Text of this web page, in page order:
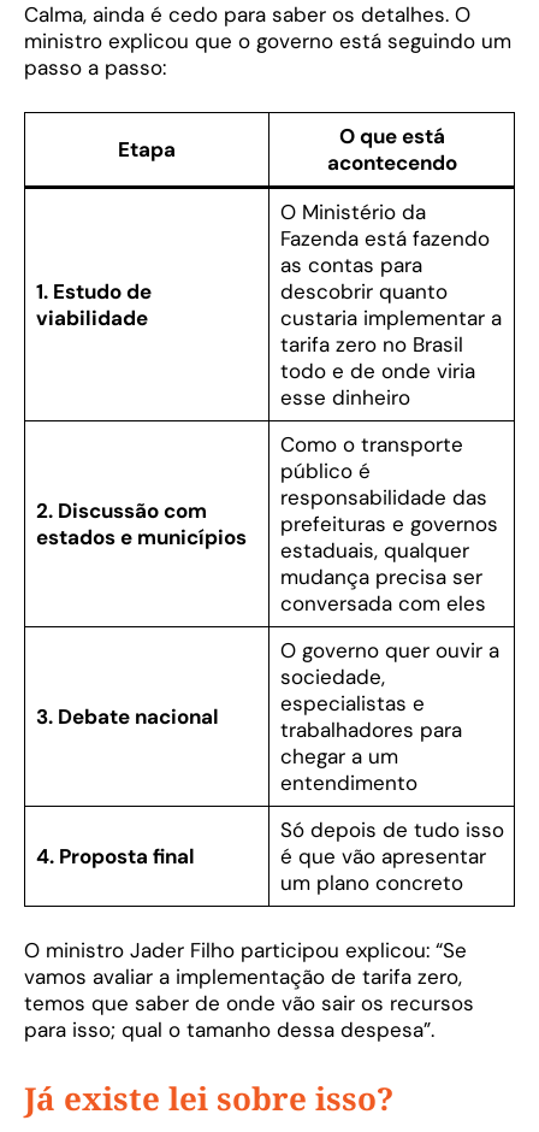
Calma, ainda é cedo para saber os detalhes. O
ministro explicou que o governo está seguindo um
passo a passo:
Etapa
O que está
acontecendo
1. Estudo de
viabilidade
O Ministério da
Fazenda está fazendo
as contas para
descobrir quanto
custaria implementar a
tarifa zero no Brasil
todo e de onde viria
esse dinheiro
2. Discussão com
estados e municípios
Como o transporte
público é
responsabilidade das
prefeituras e governos
estaduais, qualquer
mudança precisa ser
conversada com eles
3. Debate nacional
O governo quer ouvir a
sociedade,
especialistas e
trabalhadores para
chegar a um
entendimento
4. Proposta final
Só depois de tudo isso
é que vão apresentar
um plano concreto
O ministro Jader Filho participou explicou: “Se
vamos avaliar a implementação de tarifa zero,
temos que saber de onde vão sair os recursos
para isso; qual o tamanho dessa despesa”.
Já existe lei sobre isso?